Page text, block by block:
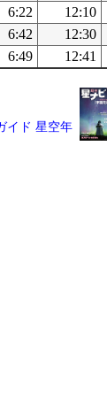
6:22 12:10
6:42 12:30
6:49 12:41
イド 星空年